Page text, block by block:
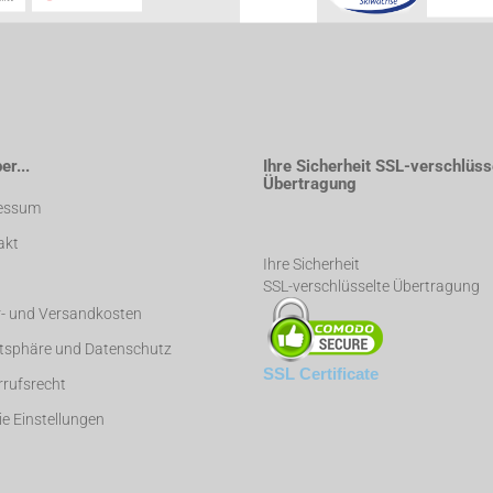
und Versandkosten
und Datenschutz
Einstellungen
Ihre Sicherheit SSL-
Übertragung
Ihre Sicherheit
SSL-verschlüsselte Übertragung
SSL Certificate